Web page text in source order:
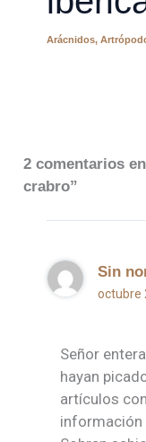
Arácnidos,
2 comentarios
crabro”
Sin
octubre
Señor
hayan
artículos
información